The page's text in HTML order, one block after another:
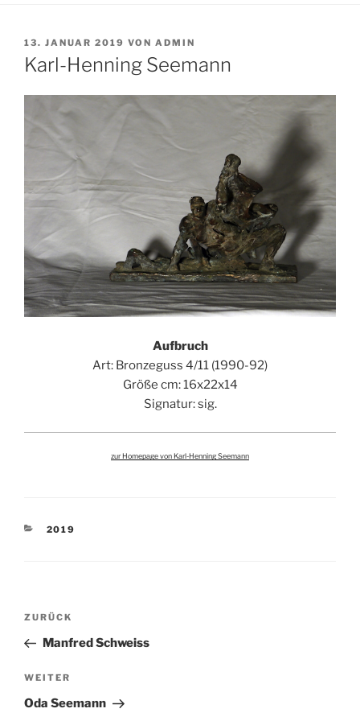
VERÖFFENTLICHT
AM
13. JANUAR 2019 VON ADMIN
Karl-Henning Seemann
Aufbruch
Art: Bronzeguss 4/11 (1990-92)
Größe cm: 16x22x14
Signatur: sig.
zur Homepage von Karl-Henning Seemann
KATEGORIEN
2019
Beitragsnavigation
Vorheriger
Beitrag
ZURÜCK
Manfred Schweiss
Nächster
Beitrag
WEITER
Oda Seemann